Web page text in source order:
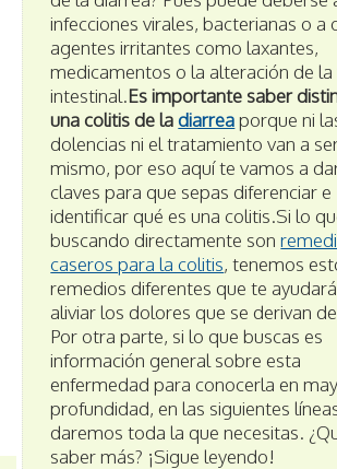
infecciones virales, bacterianas o a
agentes irritantes como laxantes,
medicamentos o la alteración de
intestinal.Es importante saber
una colitis de ladiarreaporque ni
dolencias ni el tratamiento van a
mismo, por eso aquí te vamos a
claves para que sepas diferenciar e
identificar qué es una colitis.Si lo
buscando directamente son
caseros para la colitis, tenemos
remedios diferentes que te
aliviar los dolores que se derivan
Por otra parte, si lo que buscas es
información general sobre esta
enfermedad para conocerla en
profundidad, en las siguientes
daremos toda la que necesitas.
saber más? ¡Sigue leyendo!